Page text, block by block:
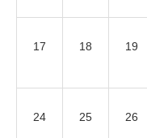
17 18 19
24 25 26